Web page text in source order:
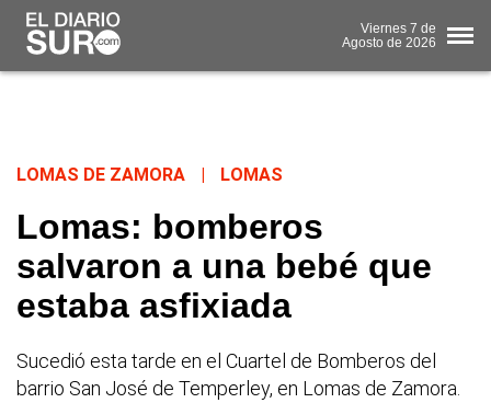
Viernes 7 de
Agosto de 2026
LOMAS DE ZAMORA LOMAS
Lomas: bomberos
salvaron a una bebé que
estaba asfixiada
Sucedió esta tarde en el Cuartel de Bomberos del
barrio San José de Temperley, en Lomas de Zamora.